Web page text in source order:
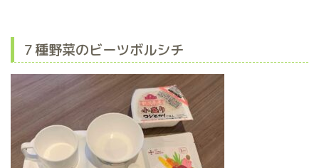
７種野菜のビーツボルシチ